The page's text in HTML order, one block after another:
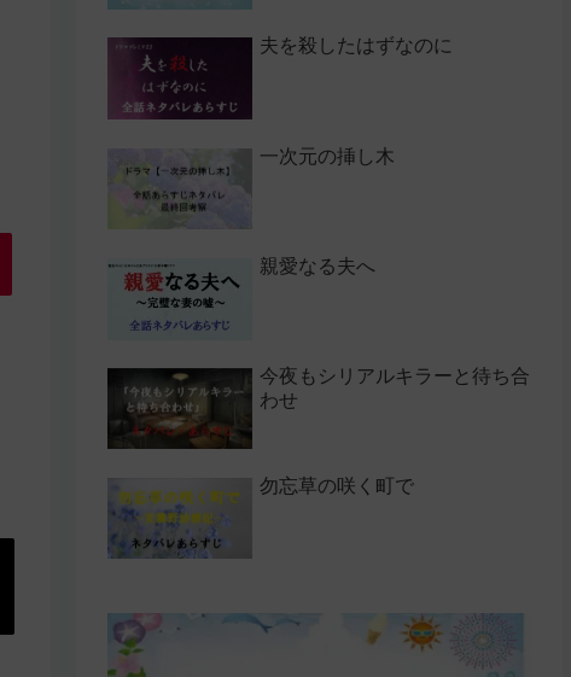
夫を殺したはずなのに
一次元の挿し木
親愛なる夫へ
今夜もシリアルキラーと待ち合
わせ
勿忘草の咲く町で